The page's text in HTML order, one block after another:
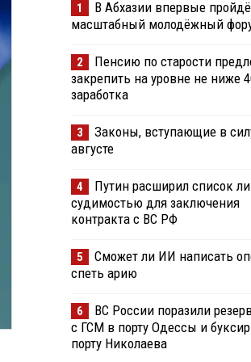
1
В Абхазии впервые
масштабный молодёжный
2
Пенсию по старости
закрепить на уровне не ниже
заработка
3
Законы, вступающие в
августе
4
Путин расширил список
судимостью для заключения
контракта с ВС РФ
5
Сможет ли ИИ написать
спеть арию
6
ВС России поразили
с ГСМ в порту Одессы и
порту Николаева